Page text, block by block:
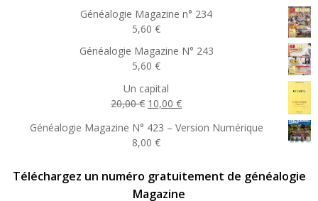
Généalogie Magazine n° 234
5,60 €
Généalogie Magazine N° 243
5,60 €
Un capital
20,00€ Le
initial
était :
10,00 €Le
actuel
Généalogie Magazine N° 423 – Version Numérique
8,00 €
Téléchargez un numéro gratuitement de généalogie
Magazine